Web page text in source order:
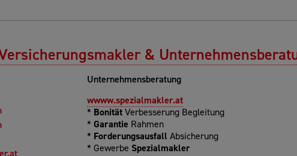
&
Unternehmensberatung
wwww.spezialmakler.at
* BonitätVerbesserung Begleitung
* Garantie Rahmen
* Forderungsausfall Absicherung
* Gewerbe Spezialmakler